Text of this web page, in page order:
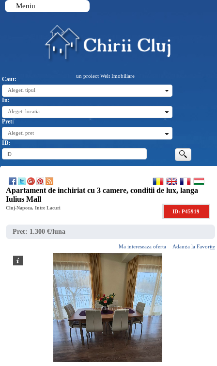
un proiect Welt Imobiliare
Caut:
Alegeti tipul
In:
Alegeti locatia
Pret:
Alegeti pret
ID:
Meniu
Apartament de inchiriat cu 3 camere, conditii de lux, langa
Iulius Mall
Cluj-Napoca, Intre Lacuri
ID: P45919
Pret: 1.300 €/luna
Ma intereseaza oferta Adauga la Favorite